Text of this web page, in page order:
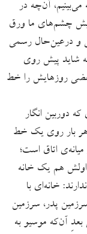
آن‌چه در
چشم‌های ما ورق
و درعین‌حال رسمی
شاید پیش روی
بعضی روزهایش را خط
دوربین انگار
هر بار روی یک خط
اتاق است؛
اولش هم یک خانه
خانه‌ای با
پدر، سرزمین
بعدِ آن‌که موسیو به